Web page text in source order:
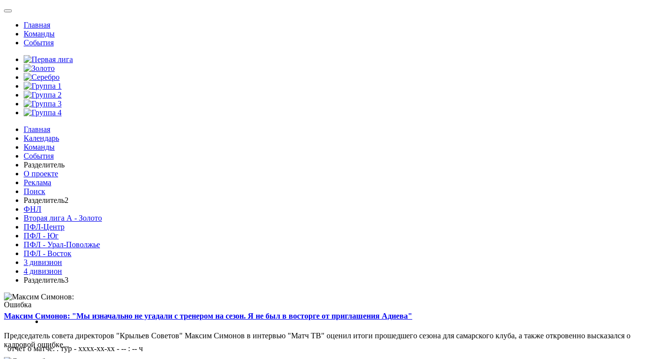
Главная
Команды
События
Главная
Календарь
Команды
События
Разделитель
О проекте
Реклама
Поиск
Разделитель2
ФНЛ
Вторая лига А - Золото
ПФЛ-Центр
ПФЛ - Юг
ПФЛ - Урал-Поволжье
ПФЛ - Восток
3 дивизион
4 дивизион
Разделитель3
Максим Симонов: "Мы изначально не угадали с тренером на сезон. Я не был в восторге от приглашения Адиева"
Председатель совета директоров "Крыльев Советов" Максим Симонов в интервью "Матч ТВ" оценил итоги прошедшего сезона для самарского клуба, а также откровенно высказался о
кадровой ошибке...
Ошибка
отчет о матче: . тур - xxxx-xx-xx - -- : -- ч